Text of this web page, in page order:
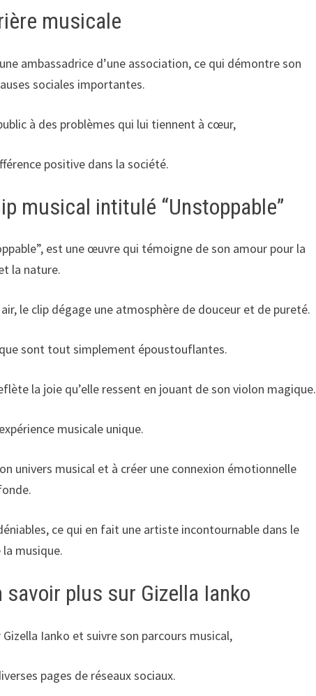
musicale
ambassadrice d’une association, ce qui démontre son
sociales importantes.
à des problèmes qui lui tiennent à cœur,
positive dans la société.
musical intitulé “Unstoppable”
est une œuvre qui témoigne de son amour pour la
la nature.
le clip dégage une atmosphère de douceur et de pureté.
sont tout simplement époustouflantes.
la joie qu’elle ressent en jouant de son violon magique.
musicale unique.
univers musical et à créer une connexion émotionnelle
ce qui en fait une artiste incontournable dans le
musique.
plus sur Gizella Ianko
Ianko et suivre son parcours musical,
pages de réseaux sociaux.